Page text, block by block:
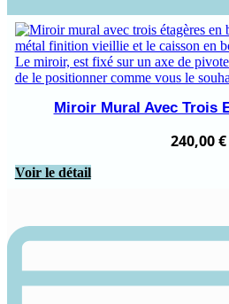
Miroir Mural Avec Trois
240,00€
Voir le détail